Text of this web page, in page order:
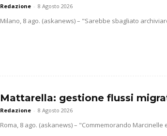
Redazione - 8 Agosto 2026
Milano, 8 ago. (askanews) – "Sarebbe sbagliato
Mattarella: gestione flussi
Redazione - 8 Agosto 2026
Roma, 8 ago. (askanews) – "Commemorando